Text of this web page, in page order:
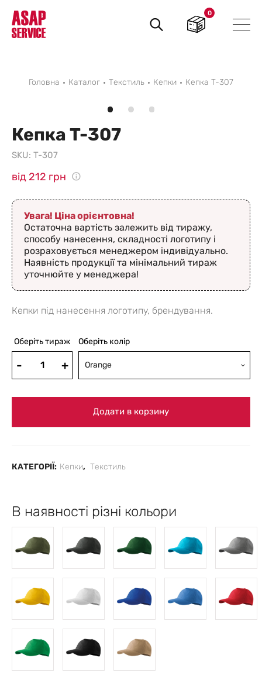
Пошук
товарів
0
Головна Каталог Текстиль Кепки Кепка T-307
Кепка T-307
SKU: T-307
від 212 грн
Увага! Ціна орієнтовна!
Остаточна вартість залежить від тиражу,
способу нанесення, складності логотипу і
розраховується менеджером індивідуально.
Наявність продукції та мінімальний тираж
уточнюйте у менеджера!
Кепки під нанесення логотипу, брендування.
Оберіть тираж Оберіть колір
Orange
Додати в корзину
КАТЕГОРІЇ: Кепки, Текстиль
В наявності різні кольори